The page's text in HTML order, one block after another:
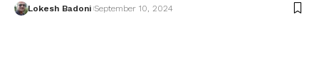
Lokesh Badoni September 10, 2024